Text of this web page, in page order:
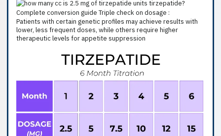
Patients with certain genetic profiles may achieve results with
lower, less frequent doses, while others require higher
therapeutic levels for appetite suppression